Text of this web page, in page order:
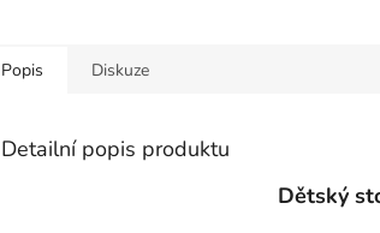
Popis Diskuze
Detailní popis produktu
Dětský